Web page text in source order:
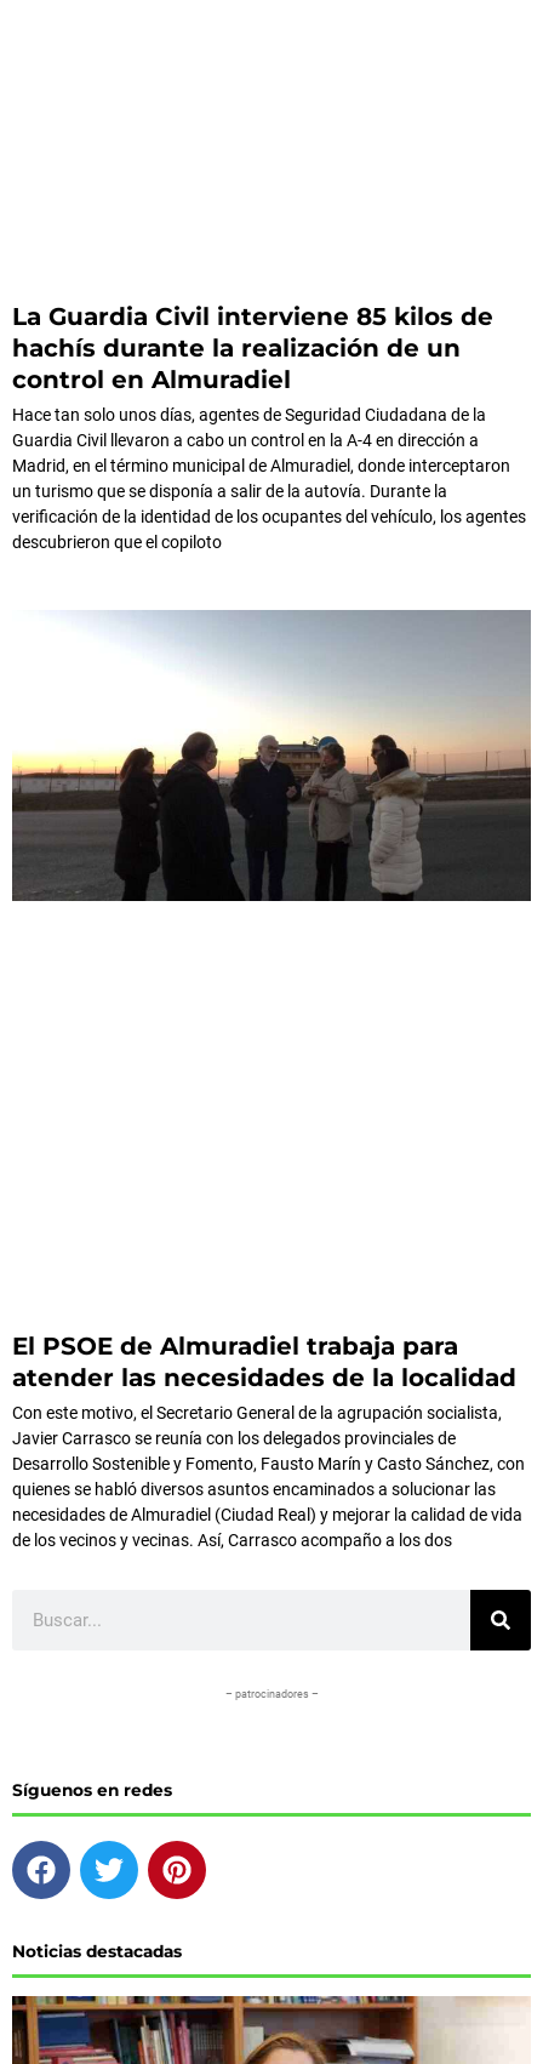
La Guardia Civil interviene 85 kilos de
hachís durante la realización de un
control en Almuradiel
Hace tan solo unos días, agentes de Seguridad Ciudadana de la
Guardia Civil llevaron a cabo un control en la A-4 en dirección a
Madrid, en el término municipal de Almuradiel, donde interceptaron
un turismo que se disponía a salir de la autovía. Durante la
verificación de la identidad de los ocupantes del vehículo, los agentes
descubrieron que el copiloto
El PSOE de Almuradiel trabaja para
atender las necesidades de la localidad
Con este motivo, el Secretario General de la agrupación socialista,
Javier Carrasco se reunía con los delegados provinciales de
Desarrollo Sostenible y Fomento, Fausto Marín y Casto Sánchez, con
quienes se habló diversos asuntos encaminados a solucionar las
necesidades de Almuradiel (Ciudad Real) y mejorar la calidad de vida
de los vecinos y vecinas. Así, Carrasco acompaño a los dos
– patrocinadores –
Síguenos en redes
F
a
e
b
o
o
T
w
t
t
e
r
P
i
t
e
r
e
Noticias destacadas